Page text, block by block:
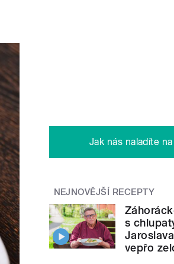
Jak nás naladíte
NEJNOVĚJŠÍ RECEPTY
s
vepřo